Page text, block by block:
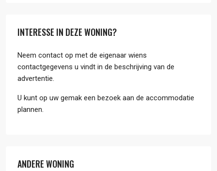
INTERESSE IN DEZE WONING?
Neem contact op met de eigenaar wiens
contactgegevens u vindt in de beschrijving van de
advertentie.
U kunt op uw gemak een bezoek aan de accommodatie
plannen.
ANDERE WONING